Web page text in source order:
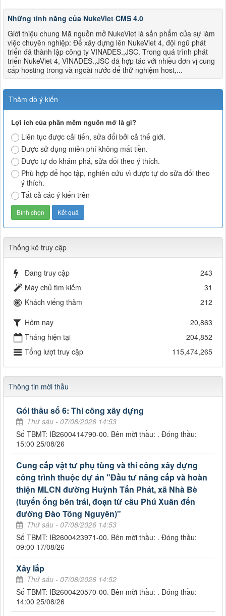
Những tính năng của NukeViet CMS 4.0
Giới thiệu chung Mã nguồn mở NukeViet là sản phẩm của sự làm
việc chuyên nghiệp: Để xây dựng lên NukeViet 4, đội ngũ phát
triển đã thành lập công ty VINADES.,JSC. Trong quá trình phát
triển NukeViet 4, VINADES.,JSC đã hợp tác với nhiều đơn vị cung
cấp hosting trong và ngoài nước để thử nghiệm host,...
Thăm dò ý kiến
Lợi ích của phần mềm nguồn mở là gì?
Liên tục được cải tiến, sửa đổi bởi cả thế giới.
Được sử dụng miễn phí không mất tiền.
Được tự do khám phá, sửa đổi theo ý thích.
Phù hợp để học tập, nghiên cứu vì được tự do sửa đổi theo
ý thích.
Tất cả các ý kiến trên
Thống kê truy cập
Đang truy cập
243
Máy chủ tìm kiếm
31
Khách viếng thăm
212
Hôm nay
20,863
Tháng hiện tại
204,852
Tổng lượt truy cập
115,474,265
Thông tin mời thầu
Gói thầu số 6: Thi công xây dựng
Thứ sáu - 07/08/2026 14:53
Số TBMT: IB2600414790-00. Bên mời thầu: . Đóng thầu:
15:00 25/08/26
Cung cấp vật tư phụ tùng và thi công xây dựng
công trình thuộc dự án "Đầu tư nâng cấp và hoàn
thiện MLCN đường Huỳnh Tấn Phát, xã Nhà Bè
(tuyến ống bên trái, đoạn từ cầu Phú Xuân đến
đường Đào Tông Nguyên)"
Thứ sáu - 07/08/2026 14:53
Số TBMT: IB2600423971-00. Bên mời thầu: . Đóng thầu:
09:00 17/08/26
Xây lắp
Thứ sáu - 07/08/2026 14:52
Số TBMT: IB2600420570-00. Bên mời thầu: . Đóng thầu:
14:00 25/08/26